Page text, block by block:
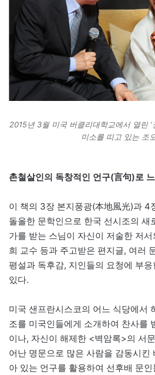
2015년 3월 미국 버클리대학교에서 열린 ‘
미소를 띠고 있는 조
촌철살인의 독창적인 언구(言句)로
이 책의 3장 본지풍광(本地風光)과 4
돌올한 문학인으로 한국 선시조의 새
가를 받는 스님이 자신이 저술한 저
희 교수 등과 주고받은 편지글, 여러
평설과 독후감, 지인들의 요청에 부
있다.
미국 샌프란시스코의 어느 식당에서
조를 미국인들에게 소개하여 찬사를
이나, 자신이 해제한 <벽암록>의 서문
어난 명문으로 많은 사람을 감동시킨
아 있는 언구를 활용하여 선후배 문